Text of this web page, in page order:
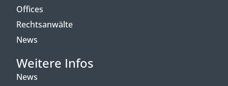
Offices
Rechtsanwälte
News
Weitere Infos
News